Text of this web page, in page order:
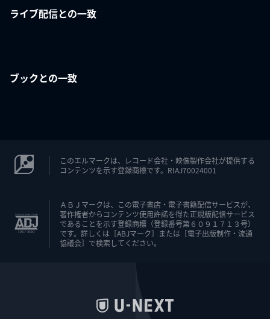
ライブ配信との一致
ブックとの一致
このエルマークは、レコード会社・映像製作会社が提供する
コンテンツを示す登録商標です。RIAJ70024001
ＡＢＪマークは、この電子書店・電子書籍配信サービスが、
著作権者からコンテンツ使用許諾を得た正規版配信サービス
であることを示す登録商標（登録番号第６０９１７１３号）
です。詳しくは［ABJマーク］または［電子出版制作・流通
協議会］で検索してください。